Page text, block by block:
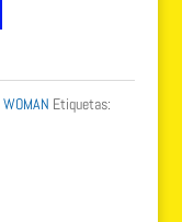
WOMAN Etiquetas: